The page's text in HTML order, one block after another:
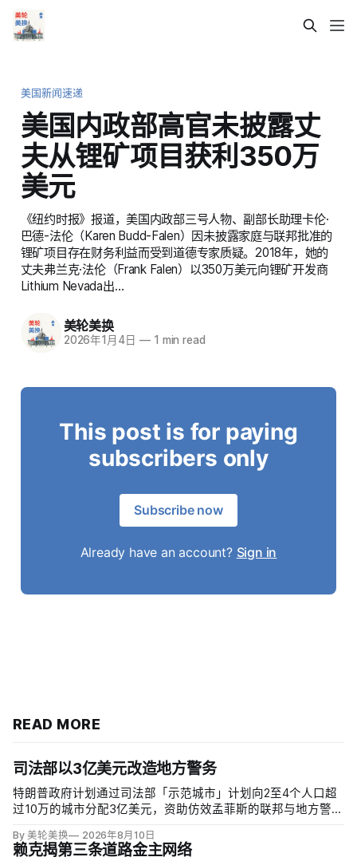
美国新闻速递
美国内政部高官未披露丈
夫从锂矿项目获利350万
美元
《纽约时报》报道，美国内政部三号人物、副部长助理卡伦·
巴德-法伦（Karen Budd-Falen）因未披露家庭与联邦批准的
锂矿项目存在财务利益而受到道德专家质疑。2018年，她的
丈夫弗兰克·法伦（Frank Falen）以350万美元向锂矿开发商
Lithium Nevada出…
美轮美换
2026年1月4日 —1 min read
This post is for paying
subscribers only
Subscribe now
Already have an account? Sign in
READ MORE
司法部以3亿美元改造地方警务
特朗普政府计划通过司法部「示范城市」计划向2至4个人口超
过10万的城市分配3亿美元，资助仿效孟菲斯的联邦与地方警力
游荡和强制治疗等政策，并预先同意在暴力犯罪或「公共骚
乱」激增时偿还未来联邦介入成本。
By 美轮美换 2026年8月10日
赖克揭第三条道路金主网络